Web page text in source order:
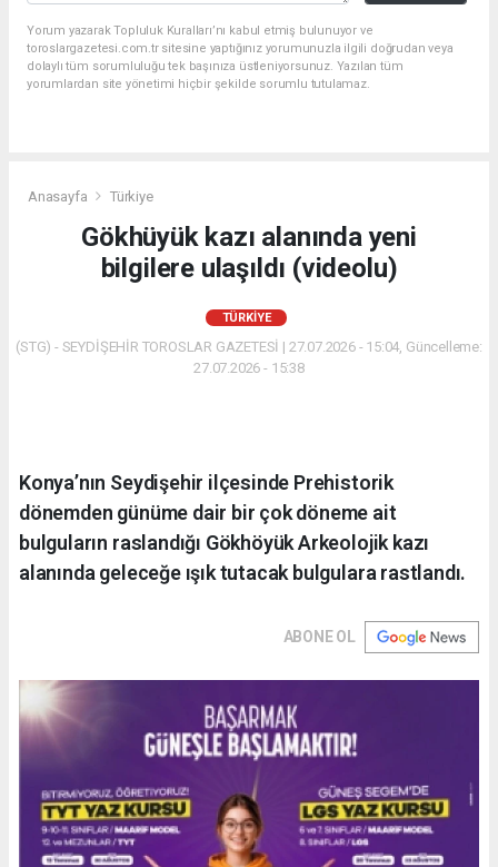
Yorum yazarak Topluluk Kuralları’nı kabul etmiş bulunuyor ve
toroslargazetesi.com.tr sitesine yaptığınız yorumunuzla ilgili doğrudan veya
dolaylı tüm sorumluluğu tek başınıza üstleniyorsunuz. Yazılan tüm
yorumlardan site yönetimi hiçbir şekilde sorumlu tutulamaz.
Anasayfa Türkiye
Gökhüyük kazı alanında yeni
bilgilere ulaşıldı (videolu)
TÜRKIYE
(STG) - SEYDİŞEHİR TOROSLAR GAZETESİ | 27.07.2026 - 15:04, Güncelleme:
27.07.2026 - 15:38
Konya’nın Seydişehir ilçesinde Prehistorik
dönemden günüme dair bir çok döneme ait
bulguların raslandığı Gökhöyük Arkeolojik kazı
alanında geleceğe ışık tutacak bulgulara rastlandı.
ABONE OL